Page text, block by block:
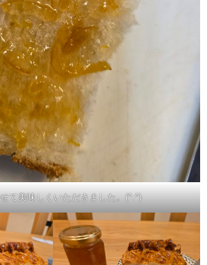
て美味しくいただきました。(^.^)